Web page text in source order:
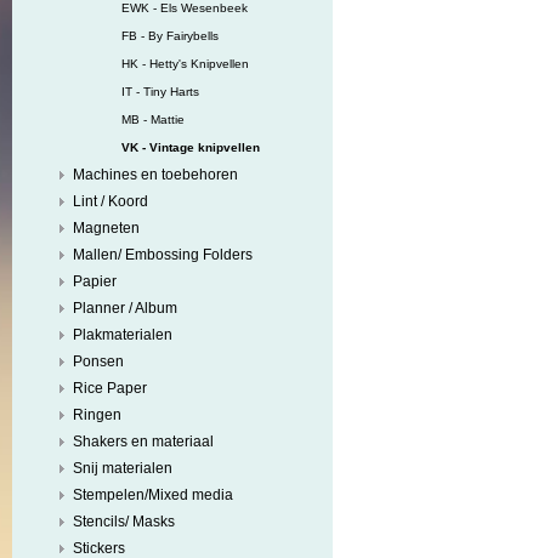
EWK - Els Wesenbeek
FB - By Fairybells
HK - Hetty's Knipvellen
IT - Tiny Harts
MB - Mattie
VK - Vintage knipvellen
Machines en toebehoren
Lint / Koord
Magneten
Mallen/ Embossing Folders
Papier
Planner / Album
Plakmaterialen
Ponsen
Rice Paper
Ringen
Shakers en materiaal
Snij materialen
Stempelen/Mixed media
Stencils/ Masks
Stickers